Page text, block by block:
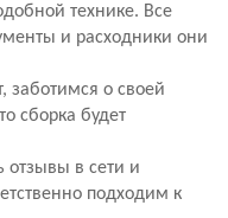
технике. Все
и расходники они
заботимся о своей
сборка будет
отзывы в сети и
подходим к